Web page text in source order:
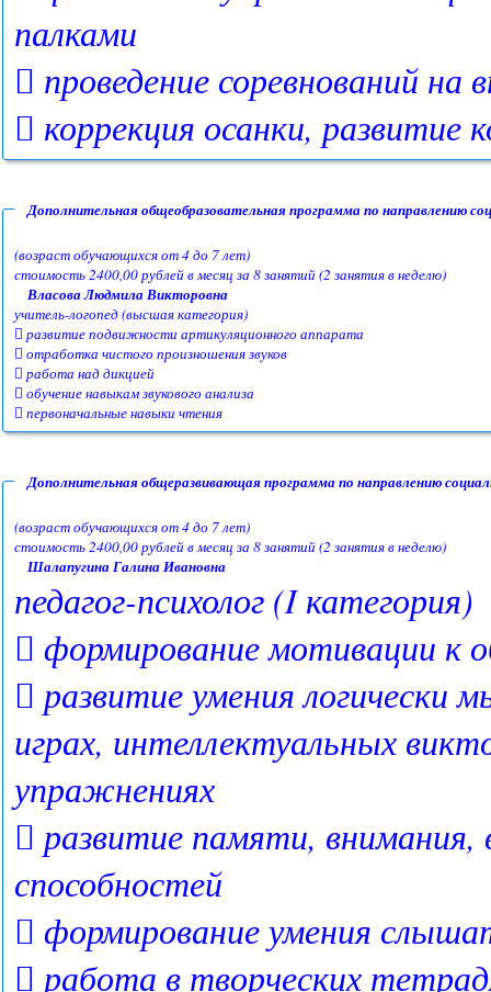
палками
 проведение соревнований на
 коррекция осанки,
Дополнительная общеобразовательная программа по направлению
(возраст обучающихся от 4 до 7 лет)
стоимость 2400,00 рублей в месяц за 8 занятий (2 занятия в неделю)
Власова Людмила Викторовна
учитель-логопед (высшая категория)
 развитие подвижности артикуляционного аппарата
 отработка чистого произношения звуков
 работа над дикцией
 обучение навыкам звукового анализа
 первоначальные навыки чтения
Дополнительная общеразвивающая программа по направлению
(возраст обучающихся от 4 до 7 лет)
стоимость 2400,00 рублей в месяц за 8 занятий (2 занятия в неделю)
Шалапугина Галина Ивановна
педагог-психолог (I категория)
 формирование мотивации к
 развитие умения логически
играх, интеллектуальных
упражнениях
 развитие памяти,
способностей
 формирование умения
 работа в творческих